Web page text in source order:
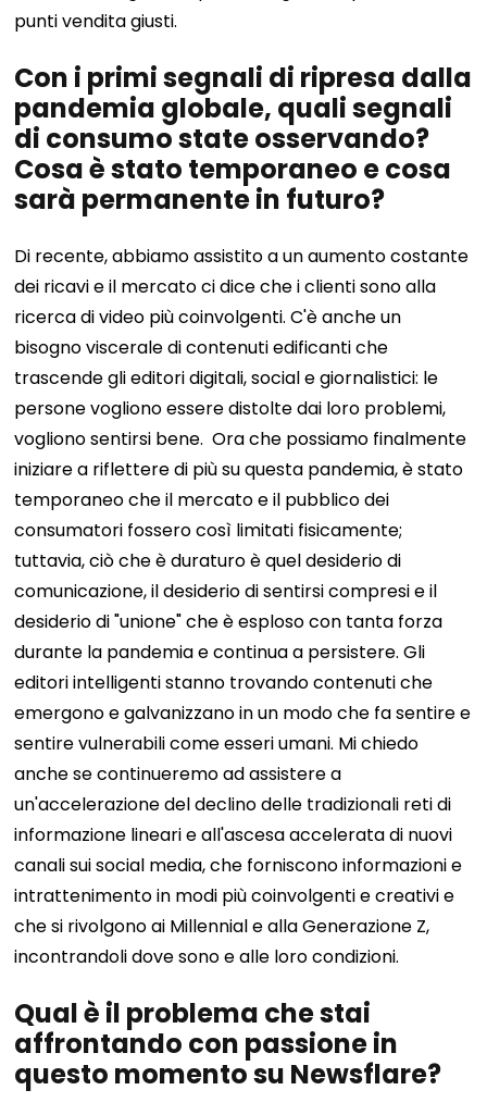
punti vendita giusti.
Con i primi segnali di ripresa dalla
pandemia globale, quali segnali
di consumo state osservando?
Cosa è stato temporaneo e cosa
sarà permanente in futuro?
Di recente, abbiamo assistito a un aumento costante
dei ricavi e il mercato ci dice che i clienti sono alla
ricerca di video più coinvolgenti. C'è anche un
bisogno viscerale di contenuti edificanti che
trascende gli editori digitali, social e giornalistici: le
persone vogliono essere distolte dai loro problemi,
vogliono sentirsi bene. Ora che possiamo finalmente
iniziare a riflettere di più su questa pandemia, è stato
temporaneo che il mercato e il pubblico dei
consumatori fossero così limitati fisicamente;
tuttavia, ciò che è duraturo è quel desiderio di
comunicazione, il desiderio di sentirsi compresi e il
desiderio di "unione" che è esploso con tanta forza
durante la pandemia e continua a persistere. Gli
editori intelligenti stanno trovando contenuti che
emergono e galvanizzano in un modo che fa sentire e
sentire vulnerabili come esseri umani. Mi chiedo
anche se continueremo ad assistere a
un'accelerazione del declino delle tradizionali reti di
informazione lineari e all'ascesa accelerata di nuovi
canali sui social media, che forniscono informazioni e
intrattenimento in modi più coinvolgenti e creativi e
che si rivolgono ai Millennial e alla Generazione Z,
incontrandoli dove sono e alle loro condizioni.
Qual è il problema che stai
affrontando con passione in
questo momento su Newsflare?